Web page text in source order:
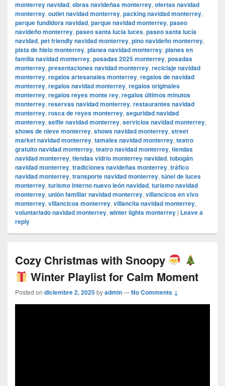
monterrey navidad, obras navideñas monterrey, ofertas navidad
monterrey, outlet navidad monterrey, packing navidad monterrey,
parque fundidora navidad, parque navidad monterrey, paseo
navideño monterrey, paseo santa lucia luces, paseo santa lucía
navidad, pet friendly navidad monterrey, pino navideño monterrey,
pista de hielo monterrey, planea navidad monterrey, planes en
familia navidad monterrey, posadas 2025 monterrey, posadas
monterrey, presentaciones navidad monterrey, reciclaje navidad
monterrey, regalos artesanales monterrey, regalos de navidad
monterrey, regalos navidad monterrey, regalos originales
monterrey, regalos reyes monte rey, regalos últimos minutos
monterrey, reservas navidad monterrey, restaurantes navidad
monterrey, rosca de reyes monterrey, seguridad navidad
monterrey, selfie navidad monterrey, servicios navidad monterrey,
shows de nieve monterrey, shows navidad monterrey, street
market navidad monterrey, tamales navidad monterrey, teatro
gratuito navidad monterrey, teatro navidad monterrey, tiendas
navidad monterrey, tiendas vidrio monterrey navidad, tobogán
navidad monterrey, tradiciones navideñas monterrey, tráfico
navidad monterrey, transporte navidad monterrey, túnel de luces
monterrey, turismo interno nuevo león navidad, turismo navidad
monterrey, unión familiar navidad monterrey, villancicos en vivo
monterrey, villancicos monterrey, villancita navidad monterrey,
voluntariado navidad monterrey, winter lights monterrey | Leave a
reply
Cozy Christmas with Snoopy
Winter Playlist for Calm Moment
Posted on diciembre 2, 2025byadmin—No Comments ↓